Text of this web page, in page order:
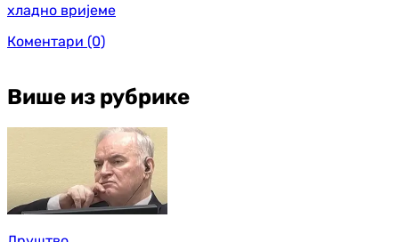
хладно вријеме
Коментари (0)
Више из рубрике